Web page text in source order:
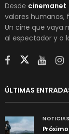
Desde cinemanet
valores humanos,
Un cine que vaya
al espectador y a
ÚLTIMAS
NOTICIAS